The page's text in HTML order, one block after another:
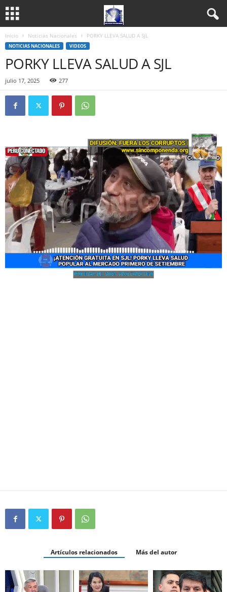
Inicio Noticias Nacionales PORKY LLEVA SALUD A SJL
NOTICIAS NACIONALES VIDEOS
PORKY LLEVA SALUD A SJL
julio 17, 2025 277
Artículos relacionados Más del autor